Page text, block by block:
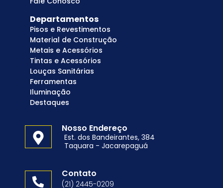
Departamentos
Pisos e Revestimentos
Material de Construção
Metais e Acessórios
Tintas e Acessórios
Louças Sanitárias
Ferramentas
Iluminação
Destaques
Nosso Endereço
Est. dos Bandeirantes, 384
Taquara - Jacarepaguá
Contato
(21) 2445-0209